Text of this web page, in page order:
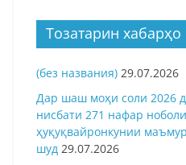
Тозатарин хабарҳо
(без названия) 29.07.2026
Дар шаш моҳи соли 2026
нисбати 271 нафар
ҳуқуқвайронкунии
шуд 29.07.2026